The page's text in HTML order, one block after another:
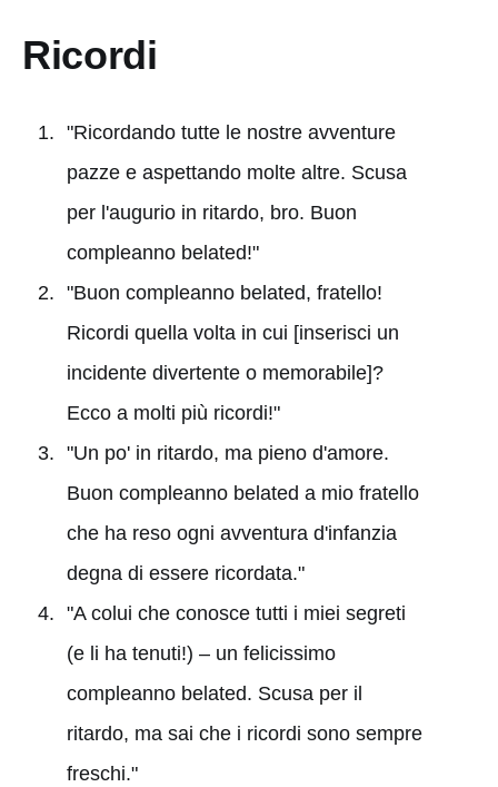
Ricordi
"Ricordando tutte le nostre avventure
pazze e aspettando molte altre. Scusa
per l'augurio in ritardo, bro. Buon
compleanno belated!"
"Buon compleanno belated, fratello!
Ricordi quella volta in cui [inserisci un
incidente divertente o memorabile]?
Ecco a molti più ricordi!"
"Un po' in ritardo, ma pieno d'amore.
Buon compleanno belated a mio fratello
che ha reso ogni avventura d'infanzia
degna di essere ricordata."
"A colui che conosce tutti i miei segreti
(e li ha tenuti!) – un felicissimo
compleanno belated. Scusa per il
ritardo, ma sai che i ricordi sono sempre
freschi."